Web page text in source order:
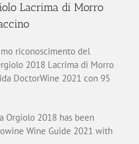
Lacrima di Morro
riconoscimento del
2018 Lacrima di Morro
DoctorWine 2021 con 95
Orgiolo 2018 has been
Wine Guide 2021 with